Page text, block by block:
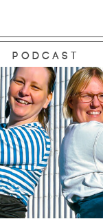
Podcast